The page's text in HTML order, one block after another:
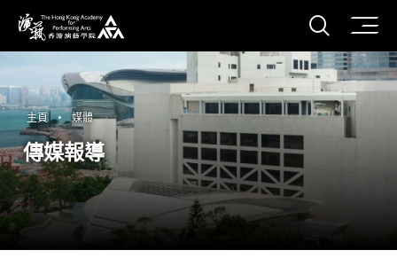
香港演藝學院
打開
主頁 媒體
傳媒報導